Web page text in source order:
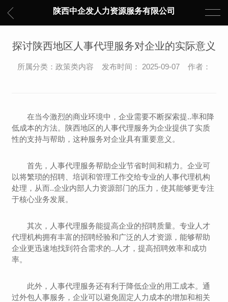
陕西中企发人力资源服务有限公司
探讨陕西地区人事代理服务对企业的实际意义
所属分类：政策类内容 发布时间： 2025-09-07 作者：
在当今激烈的商业环境中，企业需要不断探索提..率和降
低成本的方法。陕西地区的人事代理服务为企业提供了实质
性的支持与帮助，这种服务对企业具有重要意义。
首先，人事代理服务帮助企业节省时间和精力。企业可
以将繁琐的招聘、培训和管理工作交给专业的人事代理机构
处理，从而..企业内部人力资源部门的压力，使其能够更专注
于核心业务发展。
其次，人事代理服务能提高企业的招聘质量。专业人才
代理机构拥有丰富的招聘经验和广泛的人才资源，能够帮助
企业更迅速地找到符合需求的..人才，提高招聘效率和成功
率。
此外，人事代理服务还有利于降低企业的用工成本。通
过外包人事服务，企业可以避免固定人力成本的增加和相关